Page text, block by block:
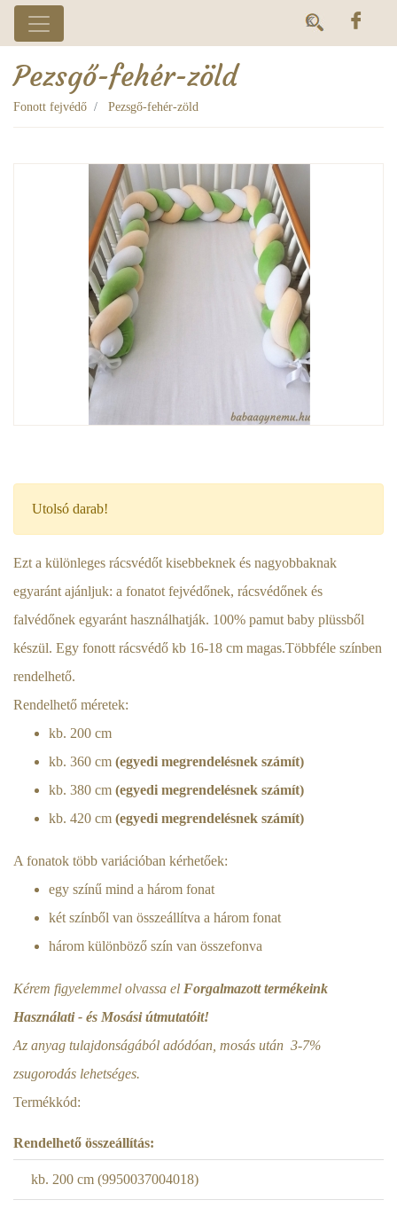
Pezsgő-fehér-zöld
Fonott fejvédő Pezsgő-fehér-zöld
Utolsó darab!
Ezt a különleges rácsvédőt kisebbeknek és nagyobbaknak
egyaránt ajánljuk: a fonatot fejvédőnek, rácsvédőnek és
falvédőnek egyaránt használhatják. 100% pamut baby plüssből
készül. Egy fonott rácsvédő kb 16-18 cm magas.Többféle színben
rendelhető.
Rendelhető méretek:
kb. 200 cm
kb. 360 cm (egyedi megrendelésnek számít)
kb. 380 cm (egyedi megrendelésnek számít)
kb. 420 cm (egyedi megrendelésnek számít)
A fonatok több variációban kérhetőek:
egy színű mind a három fonat
két színből van összeállítva a három fonat
három különböző szín van összefonva
Kérem figyelemmel olvassa el Forgalmazott termékeink
Használati - és Mosási útmutatóit!
Az anyag tulajdonságából adódóan, mosás után 3-7%
zsugorodás lehetséges.
Termékkód:
Rendelhető összeállítás:
kb. 200 cm (9950037004018)